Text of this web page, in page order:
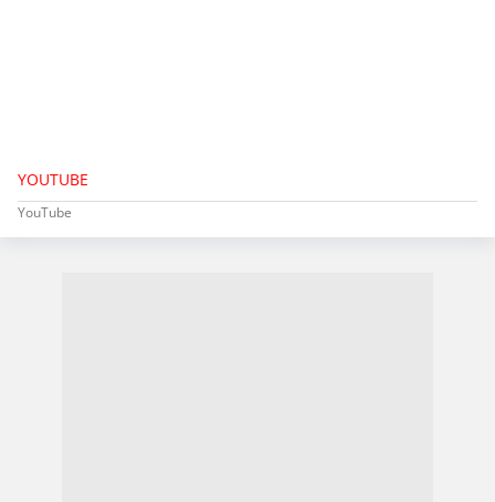
YOUTUBE
YouTube